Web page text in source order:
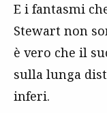
E i fantasmi
Stewart non
è vero che il
sulla lunga
inferi.